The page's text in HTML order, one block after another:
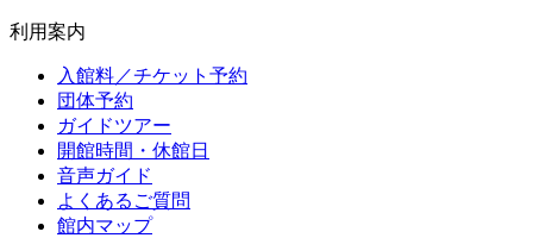
利用案内
入館料／チケット予約
団体予約
ガイドツアー
開館時間・休館日
音声ガイド
よくあるご質問
館内マップ